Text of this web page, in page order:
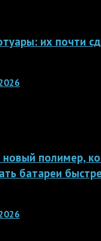
их почти
полимер,
батареи